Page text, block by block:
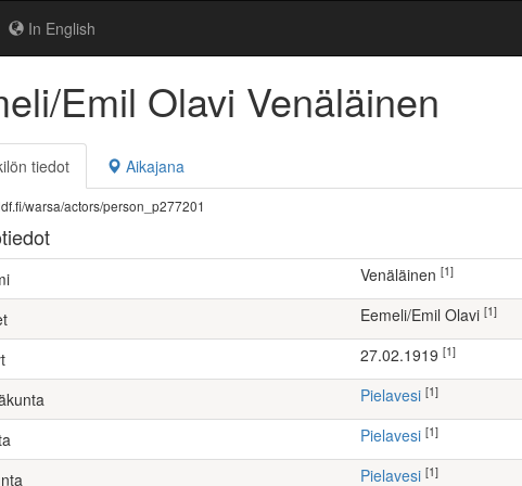
In English
Emil Olavi Venäläinen
tiedot Aikajana
warsa/actors/person_p277201
Venäläinen [1]
Eemeli/Emil Olavi [1]
27.02.1919 [1]
Pielavesi [1]
Pielavesi [1]
Pielavesi [1]